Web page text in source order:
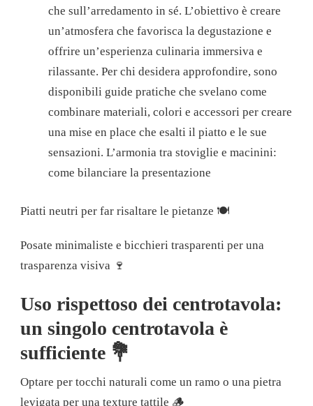
che sull’arredamento in sé. L’obiettivo è creare
un’atmosfera che favorisca la degustazione e
offrire un’esperienza culinaria immersiva e
rilassante. Per chi desidera approfondire, sono
disponibili guide pratiche che svelano come
combinare materiali, colori e accessori per creare
una mise en place che esalti il ​​piatto e le sue
sensazioni. L’armonia tra stoviglie e macinini:
come bilanciare la presentazione
Piatti neutri per far risaltare le pietanze 🍽️
Posate minimaliste e bicchieri trasparenti per una
trasparenza visiva 🍷
Uso rispettoso dei centrotavola:
un singolo centrotavola è
sufficiente 💐
Optare per tocchi naturali come un ramo o una pietra
levigata per una texture tattile 🪵